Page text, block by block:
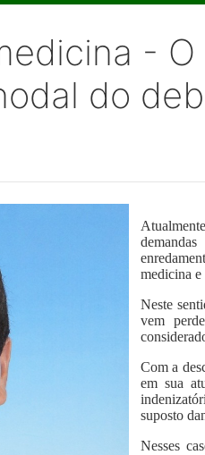
- O
do
medicina
Neste
vem
Com a
em sua
suposto
Nesses